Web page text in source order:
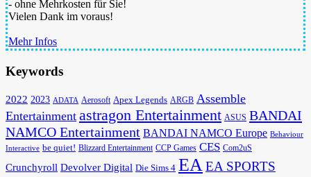
- ohne Mehrkosten für Sie!
Vielen Dank im voraus!
Mehr Infos
Keywords
2022 2023 ADATA Aerosoft Apex Legends ARGB Assemble
Entertainment astragon Entertainment ASUS BANDAI
NAMCO Entertainment BANDAI NAMCO Europe Behaviour
Interactive be quiet! Blizzard Entertainment CCP Games CES Com2uS
Crunchyroll Devolver Digital Die Sims 4 EAEA SPORTS